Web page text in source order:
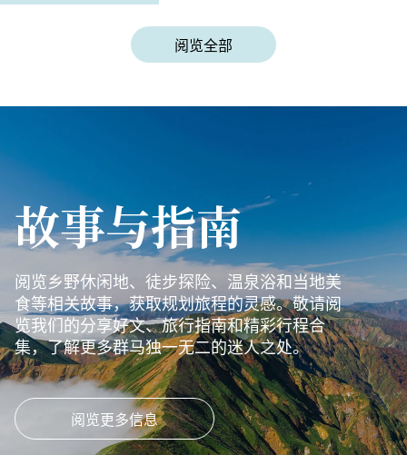
阅览全部
故事与指南
阅览乡野休闲地、徒步探险、温泉浴和当地美
食等相关故事，获取规划旅程的灵感。敬请阅
览我们的分享好文、旅行指南和精彩行程合
集，了解更多群马独一无二的迷人之处。
阅览更多信息